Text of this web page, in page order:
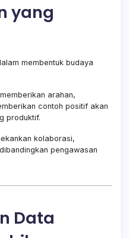
yang
membentuk budaya
arahan,
contoh positif akan
produktif.
kolaborasi,
pengawasan
Data